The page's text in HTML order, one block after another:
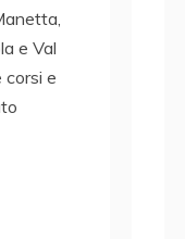
e Val
corsi e